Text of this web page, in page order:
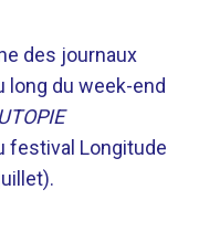
des journaux
du week-end
UTOPIE
festival Longitude